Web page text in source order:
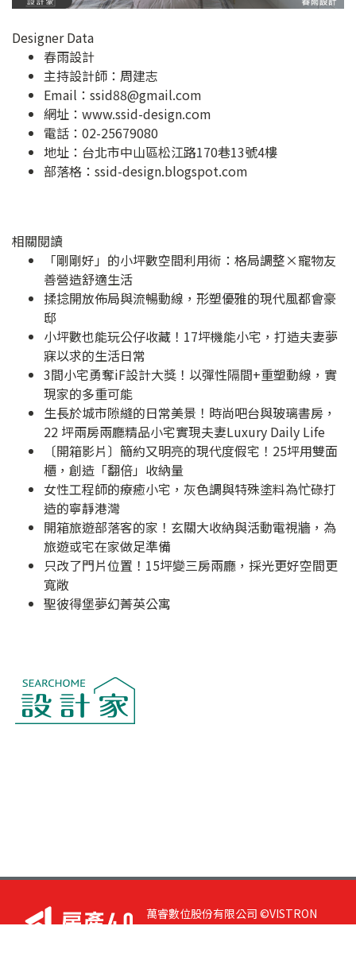
Designer Data
春雨設計
主持設計師：周建志
Email： ssid88@gmail.com
網址： www.ssid-design.com
電話：02-25679080
地址： 台北市中山區松江路170巷13號4樓
部落格： ssid-design.blogspot.com
相關閱讀
「剛剛好」的小坪數空間利用術：格局調整×寵物友
善營造舒適生活
揉捻開放佈局與流暢動線，形塑優雅的現代風都會豪
邸
小坪數也能玩公仔收藏！17坪機能小宅，打造夫妻夢
寐以求的生活日常
3間小宅勇奪iF設計大獎！以彈性隔間+重塑動線，實
現家的多重可能
生長於城市隙縫的日常美景！時尚吧台與玻璃書房，
22 坪兩房兩廳精品小宅實現夫妻Luxury Daily Life
〔開箱影片〕簡約又明亮的現代度假宅！25坪用雙面
櫃，創造「翻倍」收納量
女性工程師的療癒小宅，灰色調與特殊塗料為忙碌打
造的寧靜港灣
開箱旅遊部落客的家！玄關大收納與活動電視牆，為
旅遊或宅在家做足準備
只改了門片位置！15坪變三房兩廳，採光更好空間更
寬敞
聖彼得堡夢幻菁英公寓
萬睿數位股份有限公司 ©VISTRON
DIGITAL All Right Reserved. 若您有任